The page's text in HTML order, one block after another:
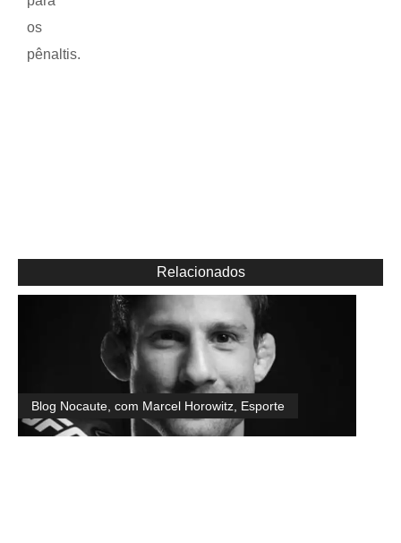
os
pênaltis.
Relacionados
Blog Nocaute, com Marcel Horowitz Esporte